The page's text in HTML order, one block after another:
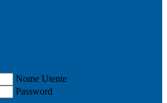
Nome Utente
Password